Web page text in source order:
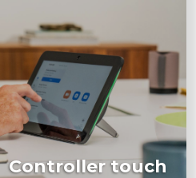
Controller touch